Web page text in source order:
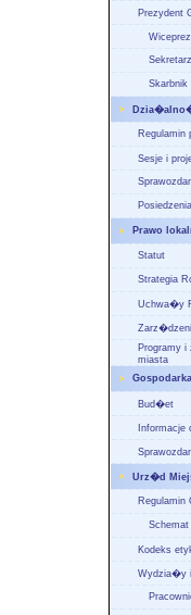
Prezydent
Skarbnik
Regulamin
Sesje i
Prawo
Statut
Strategia
Uchwa�y
Programy
miasta
Bud�et
Urz�d
Regulamin
Schemat
Kodeks
Wydzia�y